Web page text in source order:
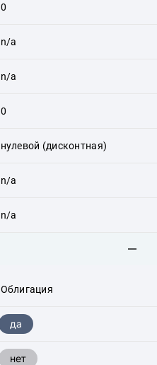
0
n/a
n/a
0
нулевой (дисконтная)
n/a
n/a
Облигация
да
нет